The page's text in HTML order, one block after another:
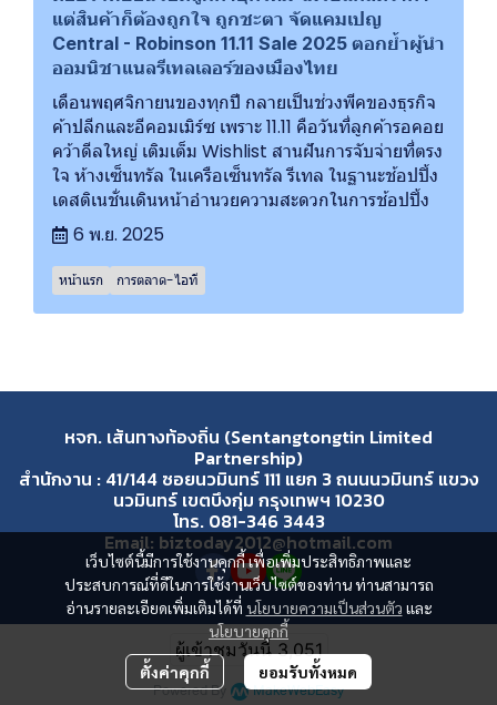
แต่สินค้าก็ต้องถูกใจ ถูกชะตา จัดแคมเปญ
Central - Robinson 11.11 Sale 2025 ตอกย้ำผู้นำ
ออมนิชาแนลรีเทลเลอร์ของเมืองไทย
เดือนพฤศจิกายนของทุกปี กลายเป็นช่วงพีคของธุรกิจ
ค้าปลีกและอีคอมเมิร์ซ เพราะ 11.11 คือวันที่ลูกค้ารอคอย
คว้าดีลใหญ่ เติมเต็ม Wishlist สานฝันการจับจ่ายที่ตรง
ใจ ห้างเซ็นทรัล ในเครือเซ็นทรัล รีเทล ในฐานะช้อปปิ้ง
เดสติเนชั่นเดินหน้าอำนวยความสะดวกในการช้อปปิ้ง
6 พ.ย. 2025
หน้าแรก การตลาด-ไอที
เว็บไซต์นี้มีการใช้งานคุกกี้ เพื่อเพิ่มประสิทธิภาพและ
ประสบการณ์ที่ดีในการใช้งานเว็บไซต์ของท่าน ท่านสามารถ
อ่านรายละเอียดเพิ่มเติมได้ที่ นโยบายความเป็นส่วนตัว และ
นโยบายคุกกี้
ตั้งค่าคุกกี้ ยอมรับทั้งหมด
หจก. เส้นทางท้องถิ่น (Sentangtongtin Limited
Partnership)
สำนักงาน : 41/144 ซอยนวมินทร์ 111 แยก 3 ถนนนวมินทร์ แขวง
นวมินทร์ เขตบึงกุ่ม กรุงเทพฯ 10230
โทร. 081-346 3443
Email: biztoday2012@hotmail.com
ผู้เข้าชมวันนี้3,051
Powered By MakeWebEasy